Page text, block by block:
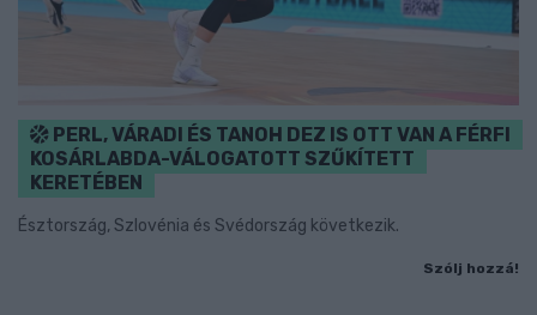
PERL, VÁRADI ÉS TANOH DEZ IS OTT VAN A FÉRFI
KOSÁRLABDA-VÁLOGATOTT SZŰKÍTETT
KERETÉBEN
Észtország, Szlovénia és Svédország következik.
Szólj hozzá!